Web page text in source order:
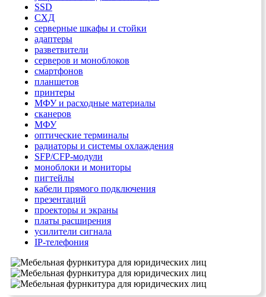
SSD
СХД
серверные шкафы и стойки
адаптеры
разветвители
серверов и моноблоков
смартфонов
планшетов
принтеры
МФУ и расходные материалы
сканеров
МФУ
оптические терминалы
радиаторы и системы охлаждения
SFP/CFP-модули
моноблоки и мониторы
пигтейлы
кабели прямого подключения
презентаций
проекторы и экраны
платы расширения
усилители сигнала
IP-телефония